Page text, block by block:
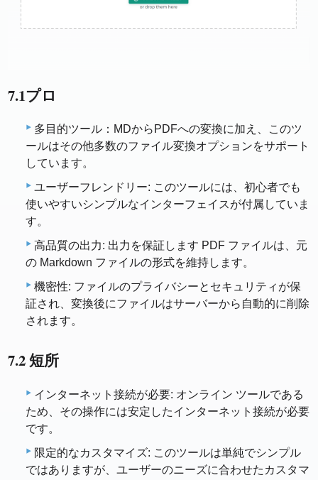
7.1プロ
多目的ツール：MDからPDFへの変換に加え、このツ
ールはその他多数のファイル変換オプションをサポート
しています。
ユーザーフレンドリー: このツールには、初心者でも
使いやすいシンプルなインターフェイスが付属していま
す。
高品質の出力: 出力を保証します PDF ファイルは、元
の Markdown ファイルの形式を維持します。
機密性: ファイルのプライバシーとセキュリティが保
証され、変換後にファイルはサーバーから自動的に削除
されます。
7.2 短所
インターネット接続が必要: オンライン ツールである
ため、その操作には安定したインターネット接続が必要
です。
限定的なカスタマイズ: このツールは単純でシンプル
ではありますが、ユーザーのニーズに合わせたカスタマ